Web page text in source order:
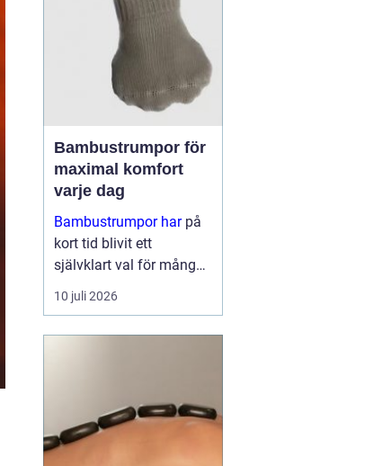
omkring Örebro att
regelbunden fotvård kan
förebygga e...
Bambustrumpor för
maximal komfort
varje dag
Bambustrumpor harpå
kort tid blivit ett
självklart val för många
som vill kombinera
komfort, funktion och
10 juli 2026